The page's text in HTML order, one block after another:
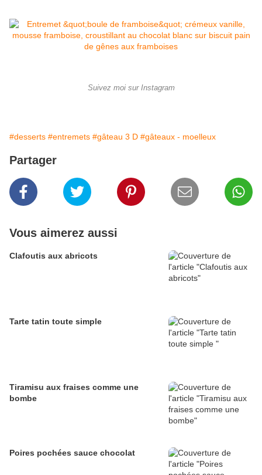
Suivez moi sur Instagram
#desserts #entremets #gâteau 3 D #gâteaux - moelleux
Partager
Vous aimerez aussi
Clafoutis aux abricots
Tarte tatin toute simple
Tiramisu aux fraises comme une
bombe
Poires pochées sauce chocolat